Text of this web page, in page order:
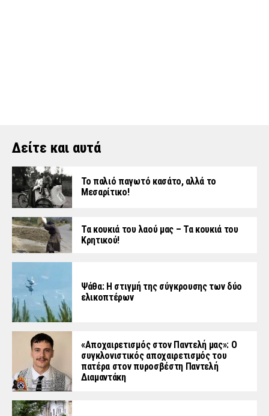
Δείτε και αυτά
Το παλιό παγωτό κασάτο, αλλά το
Μεσαρίτικο!
Τα κουκιά του λαού μας – Τα κουκιά του
Κρητικού!
Ψάθα: Η στιγμή της σύγκρουσης των δύο
ελικοπτέρων
«Aποχαιρετισμός στον Παντελή μας»: Ο
συγκλονιστικός αποχαιρετισμός του
πατέρα στον πυροσβέστη Παντελή
Διαμαντάκη